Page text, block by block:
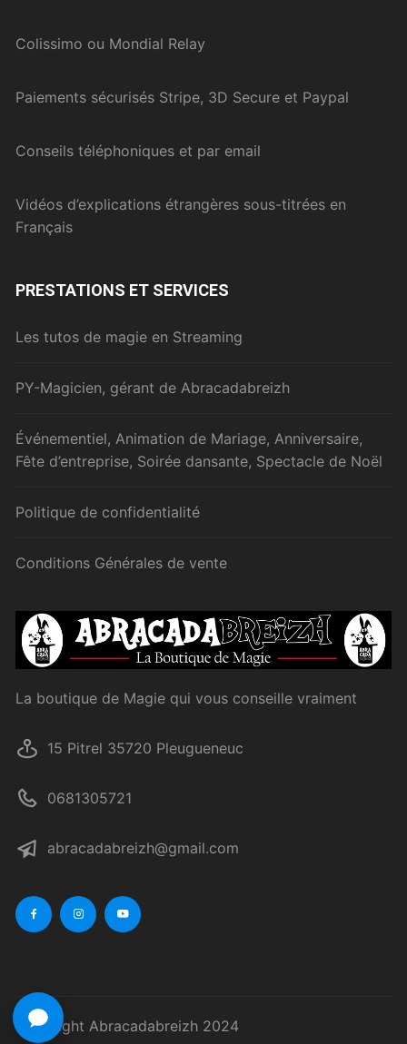
Colissimo ou Mondial Relay
Paiements sécurisés Stripe, 3D Secure et Paypal
Conseils téléphoniques et par email
Vidéos d’explications étrangères sous-titrées en
Français
PRESTATIONS ET SERVICES
Les tutos de magie en Streaming
PY-Magicien, gérant de Abracadabreizh
Événementiel, Animation de Mariage, Anniversaire,
Fête d’entreprise, Soirée dansante, Spectacle de Noël
Politique de confidentialité
Conditions Générales de vente
La boutique de Magie qui vous conseille vraiment
15 Pitrel 35720 Pleugueneuc
0681305721
abracadabreizh@gmail.com
Copyright Abracadabreizh 2024